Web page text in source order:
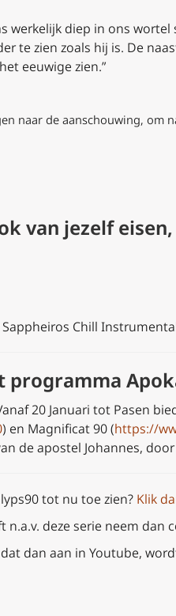
werkelijk diep in ons
te zien zoals hij is. De
eeuwige zien.”
naar de aanschouwing, om
van jezelf
Chill
programma
20 Januari tot Pasen
) en Magnificat 90 (https://
de apostel Johannes,
tot nu toe zien? Klik
deze serie neem dan
dan aan in Youtube,